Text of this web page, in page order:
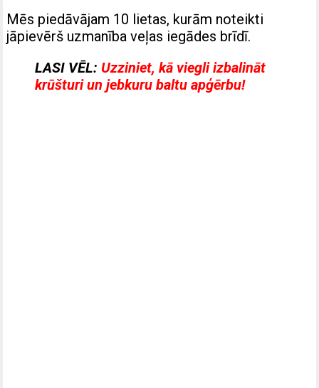
Mēs piedāvājam 10 lietas, kurām noteikti
jāpievērš uzmanība veļas iegādes brīdī.
LASI VĒL: Uzziniet, kā viegli izbalināt
krūšturi un jebkuru baltu apģērbu!